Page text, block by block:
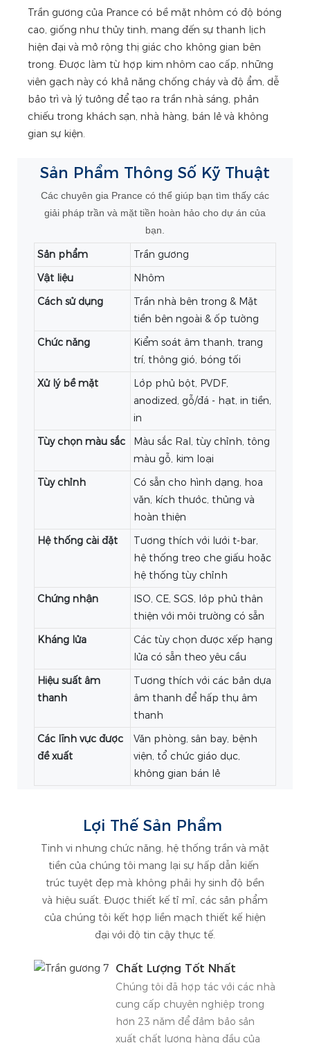
Trần gương của Prance có bề mặt nhôm có độ bóng
cao, giống như thủy tinh, mang đến sự thanh lịch
hiện đại và mở rộng thị giác cho không gian bên
trong. Được làm từ hợp kim nhôm cao cấp, những
viên gạch này có khả năng chống cháy và độ ẩm, dễ
bảo trì và lý tưởng để tạo ra trần nhà sáng, phản
chiếu trong khách sạn, nhà hàng, bán lẻ và không
gian sự kiện.
Sản Phẩm Thông Số Kỹ Thuật
Các chuyên gia Prance có thể giúp bạn tìm thấy các
giải pháp trần và mặt tiền hoàn hảo cho dự án của
bạn.
Sản phẩm
Trần gương
Vật liệu
Nhôm
Cách sử dụng
Trần nhà bên trong & Mặt
tiền bên ngoài & ốp tường
Chức năng
Kiểm soát âm thanh, trang
trí, thông gió, bóng tối
Xử lý bề mặt
Lớp phủ bột, PVDF,
anodized, gỗ/đá - hạt, in tiền,
in
Tùy chọn màu sắc
Màu sắc Ral, tùy chỉnh, tông
màu gỗ, kim loại
Tùy chỉnh
Có sẵn cho hình dạng, hoa
văn, kích thước, thủng và
hoàn thiện
Hệ thống cài đặt
Tương thích với lưới t-bar,
hệ thống treo che giấu hoặc
hệ thống tùy chỉnh
Chứng nhận
ISO, CE, SGS, lớp phủ thân
thiện với môi trường có sẵn
Kháng lửa
Các tùy chọn được xếp hạng
lửa có sẵn theo yêu cầu
Hiệu suất âm
thanh
Tương thích với các bản dựa
âm thanh để hấp thụ âm
thanh
Các lĩnh vực được
đề xuất
Văn phòng, sân bay, bệnh
viện, tổ chức giáo dục,
không gian bán lẻ
Lợi Thế Sản Phẩm
Tinh vi nhưng chức năng, hệ thống trần và mặt
tiền của chúng tôi mang lại sự hấp dẫn kiến ​​
trúc tuyệt đẹp mà không phải hy sinh độ bền
và hiệu suất. Được thiết kế tỉ mỉ, các sản phẩm
của chúng tôi kết hợp liền mạch thiết kế hiện
đại với độ tin cậy thực tế.
Chất Lượng Tốt Nhất
Chúng tôi đã hợp tác với các nhà
cung cấp chuyên nghiệp trong
hơn 23 năm để đảm bảo sản
xuất chất lượng hàng đầu của